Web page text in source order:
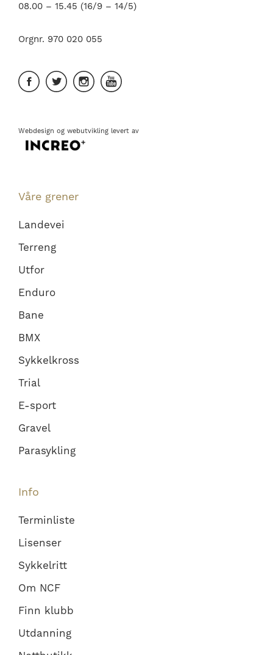
08.00 – 15.45 (16/9 – 14/5)
Orgnr. 970 020 055
Webdesign og webutvikling levert av
Våre grener
Landevei
Terreng
Utfor
Enduro
Bane
BMX
Sykkelkross
Trial
E-sport
Gravel
Parasykling
Info
Terminliste
Lisenser
Sykkelritt
Om NCF
Finn klubb
Utdanning